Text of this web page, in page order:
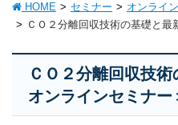
HOME セミナー
オンライ
ＣＯ２分離回収技術の基礎と
ＣＯ２分離回収技
オンラインセミナー